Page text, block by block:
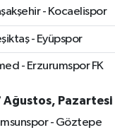
- Kocaelispor
- Eyüpspor
- Erzurumspor FK
Ağustos, Pazartesi
- Göztepe